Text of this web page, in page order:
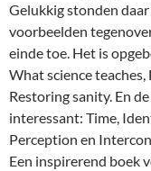
Gelukkig stonden
voorbeelden
einde toe. Het is
What science
Restoring sanity. En
interessant: Time,
Perception en
Een inspirerend boek